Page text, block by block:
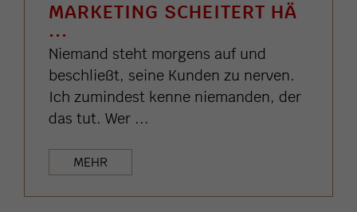
MARKETING SCHEITERT HÄ
...
Niemand steht morgens auf und
beschließt, seine Kunden zu nerven.
Ich zumindest kenne niemanden, der
das tut. Wer ...
MEHR